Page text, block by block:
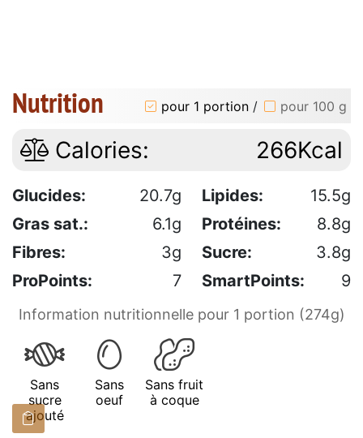
Nutrition pour 1 portion / pour 100 g
Calories: 266Kcal
Glucides: 20.7g Lipides:
15.5g
Gras sat.:
6.1g Protéines:
8.8g
Fibres:
3g Sucre:
3.8g
ProPoints:
7 SmartPoints: 9
Information nutritionnelle pour 1 portion (274g)
Sans
sucre
ajouté
Sans
oeuf
Sans fruit
à coque